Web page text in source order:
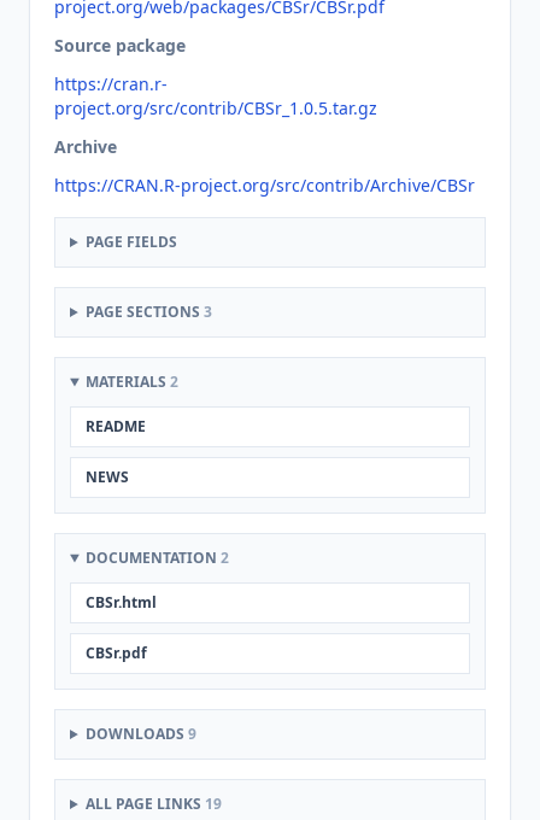
project.org/web/packages/CBSr/CBSr.pdf
Source package
https://cran.r-
project.org/src/contrib/CBSr_1.0.5.tar.gz
Archive
https://CRAN.R-project.org/src/contrib/Archive/CBSr
PAGE FIELDS
PAGE SECTIONS 3
MATERIALS 2
README
NEWS
DOCUMENTATION 2
CBSr.html
CBSr.pdf
DOWNLOADS 9
ALL PAGE LINKS 19